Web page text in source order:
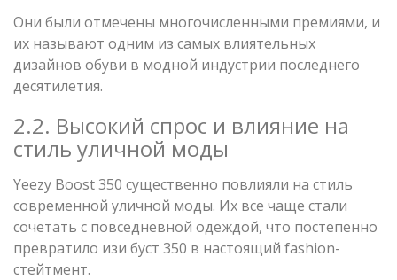
Они были отмечены многочисленными премиями, и
их называют одним из самых влиятельных
дизайнов обуви в модной индустрии последнего
десятилетия.
2.2. Высокий спрос и влияние на
стиль уличной моды
Yeezy Boost 350 существенно повлияли на стиль
современной уличной моды. Их все чаще стали
сочетать с повседневной одеждой, что постепенно
превратило изи буст 350 в настоящий fashion-
стейтмент.